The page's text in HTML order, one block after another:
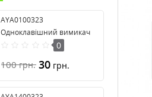
AYA0100323
Одноклавішний вимикач
0
100грн. 30 грн.